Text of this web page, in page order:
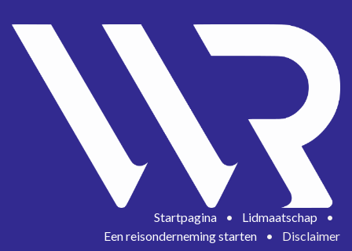
Startpagina • Lidmaatschap
•
Een reisonderneming starten
• Disclaimer